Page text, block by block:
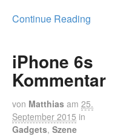
Continue Reading
iPhone 6s
Kommentar
von Matthias am 25.
September 2015 in
Gadgets, Szene